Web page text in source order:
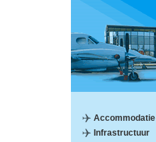
Accommodatie
Infrastructuur